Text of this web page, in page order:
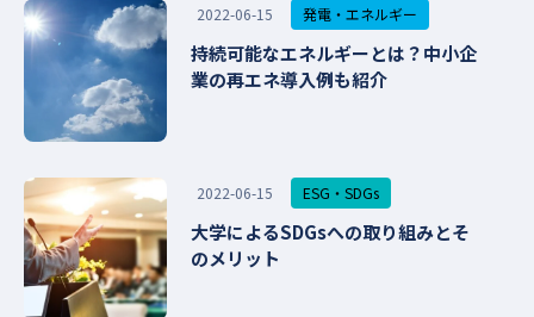
2022-06-15 発電・エネルギー
持続可能なエネルギーとは？中小企
業の再エネ導入例も紹介
2022-06-15 ESG・SDGs
大学によるSDGsへの取り組みとそ
のメリット